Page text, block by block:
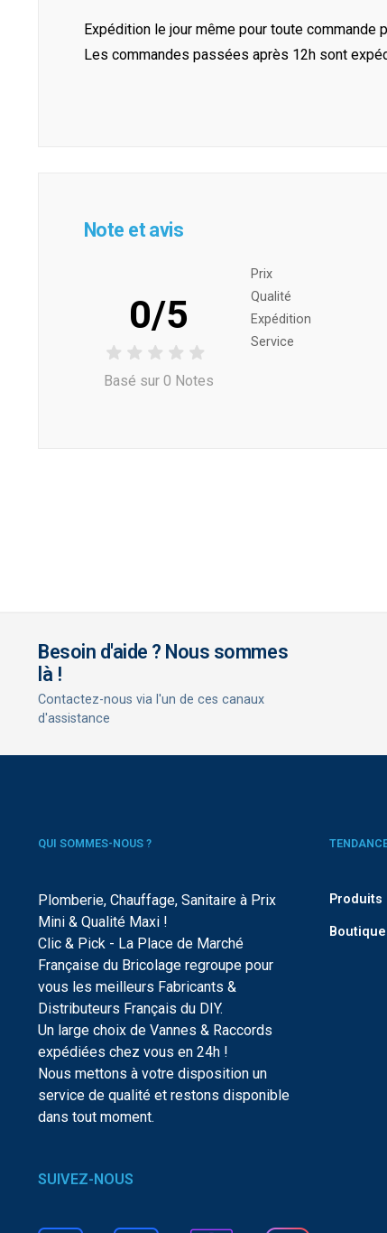
Expédition le jour même pour toute
Les commandes passées après 12h sont
Note et avis
0/5
Basé sur 0 Notes
Prix ​​
Qualité
Expédition
Service
Besoin d'aide ? Nous sommes
là !
Contactez-nous via l'un de ces canaux
d'assistance
QUI SOMMES-NOUS ?
Plomberie, Chauffage, Sanitaire à Prix
Mini & Qualité Maxi !
Clic & Pick - La Place de Marché
Française du Bricolage regroupe pour
vous les meilleurs Fabricants &
Distributeurs Français du DIY.
Un large choix de Vannes & Raccords
expédiées chez vous en 24h !
Nous mettons à votre disposition un
service de qualité et restons disponible
dans tout moment.
Produits
SUIVEZ-NOUS